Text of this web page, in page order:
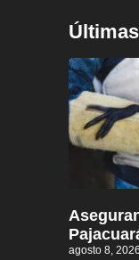
agosto 8, 2026